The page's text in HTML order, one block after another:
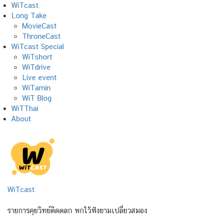
Skip
to
content
WiTcast
Long Take
MovieCast
ThroneCast
WiTcast Special
WiTshort
WiTdrive
Live event
WiTamin
WiT Blog
WiTThai
About
WiTcast
รายการคุยวิทย์ติดตลก พกไว้ฟังยามเปลี่ยวสมอง